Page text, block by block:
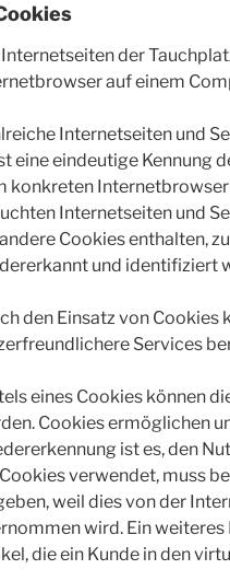
der
auf einem
Internetseiten und
eine eindeutige Kennung
konkreten
Internetseiten und
Cookies enthalten,
und identifiziert
den Einsatz von
Services
eines Cookies können
Cookies ermöglichen
ist es, den
verwendet, muss
weil dies von der
wird. Ein
die ein Kunde in den